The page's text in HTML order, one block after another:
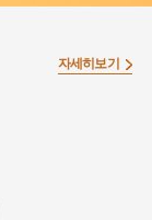
#지명유래
자세히보기